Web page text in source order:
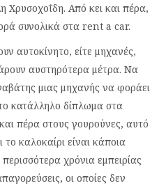
Χρυσοχοΐδη. Από κει και πέρα,
συνολικά στα rent a car.
αυτοκίνητο, είτε μηχανές,
αυστηρότερα μέτρα. Να
μιας μηχανής να φοράει
κατάλληλο δίπλωμα στα
πέρα στους γουρούνες, αυτό
καλοκαίρι είναι κάποια
χρόνια εμπειρίας
οι οποίες δεν